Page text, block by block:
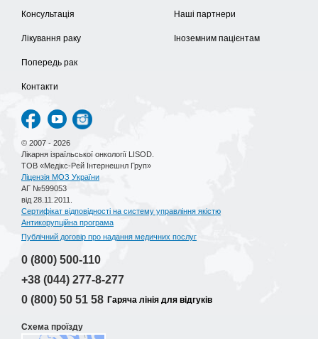
Консультація
Лікування раку
Попередь рак
Контакти
Наші партнери
Іноземним пацієнтам
© 2007 - 2026
Лікарня ізраїльської онкології LISOD.
ТОВ «Медікс-Рей Інтернешнл Груп»
Ліцензія МОЗ України
АГ №599053
від 28.11.2011.
Сертифікат відповідності на систему управління якістю
Антикорупційна програма
Публічний договір про надання медичних послуг
0 (800) 500-110
+38 (044) 277-8-277
0 (800) 50 51 58 Гаряча лінія для відгуків
Схема проїзду